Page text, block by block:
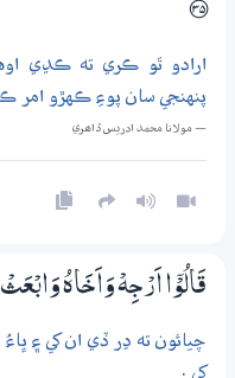
؀35
ارادو ٿو ڪري ته ڪڍي
پنهنجي سان پوءِ ڪهڙو امر
— مولانا محمد ادريس ڏاھري
قَالُوْٓا اَرْجِهْ وَاَخَاهُ وَابْعَثْ
چيائون ته ڍر ڏي ان کي ۽
کي .